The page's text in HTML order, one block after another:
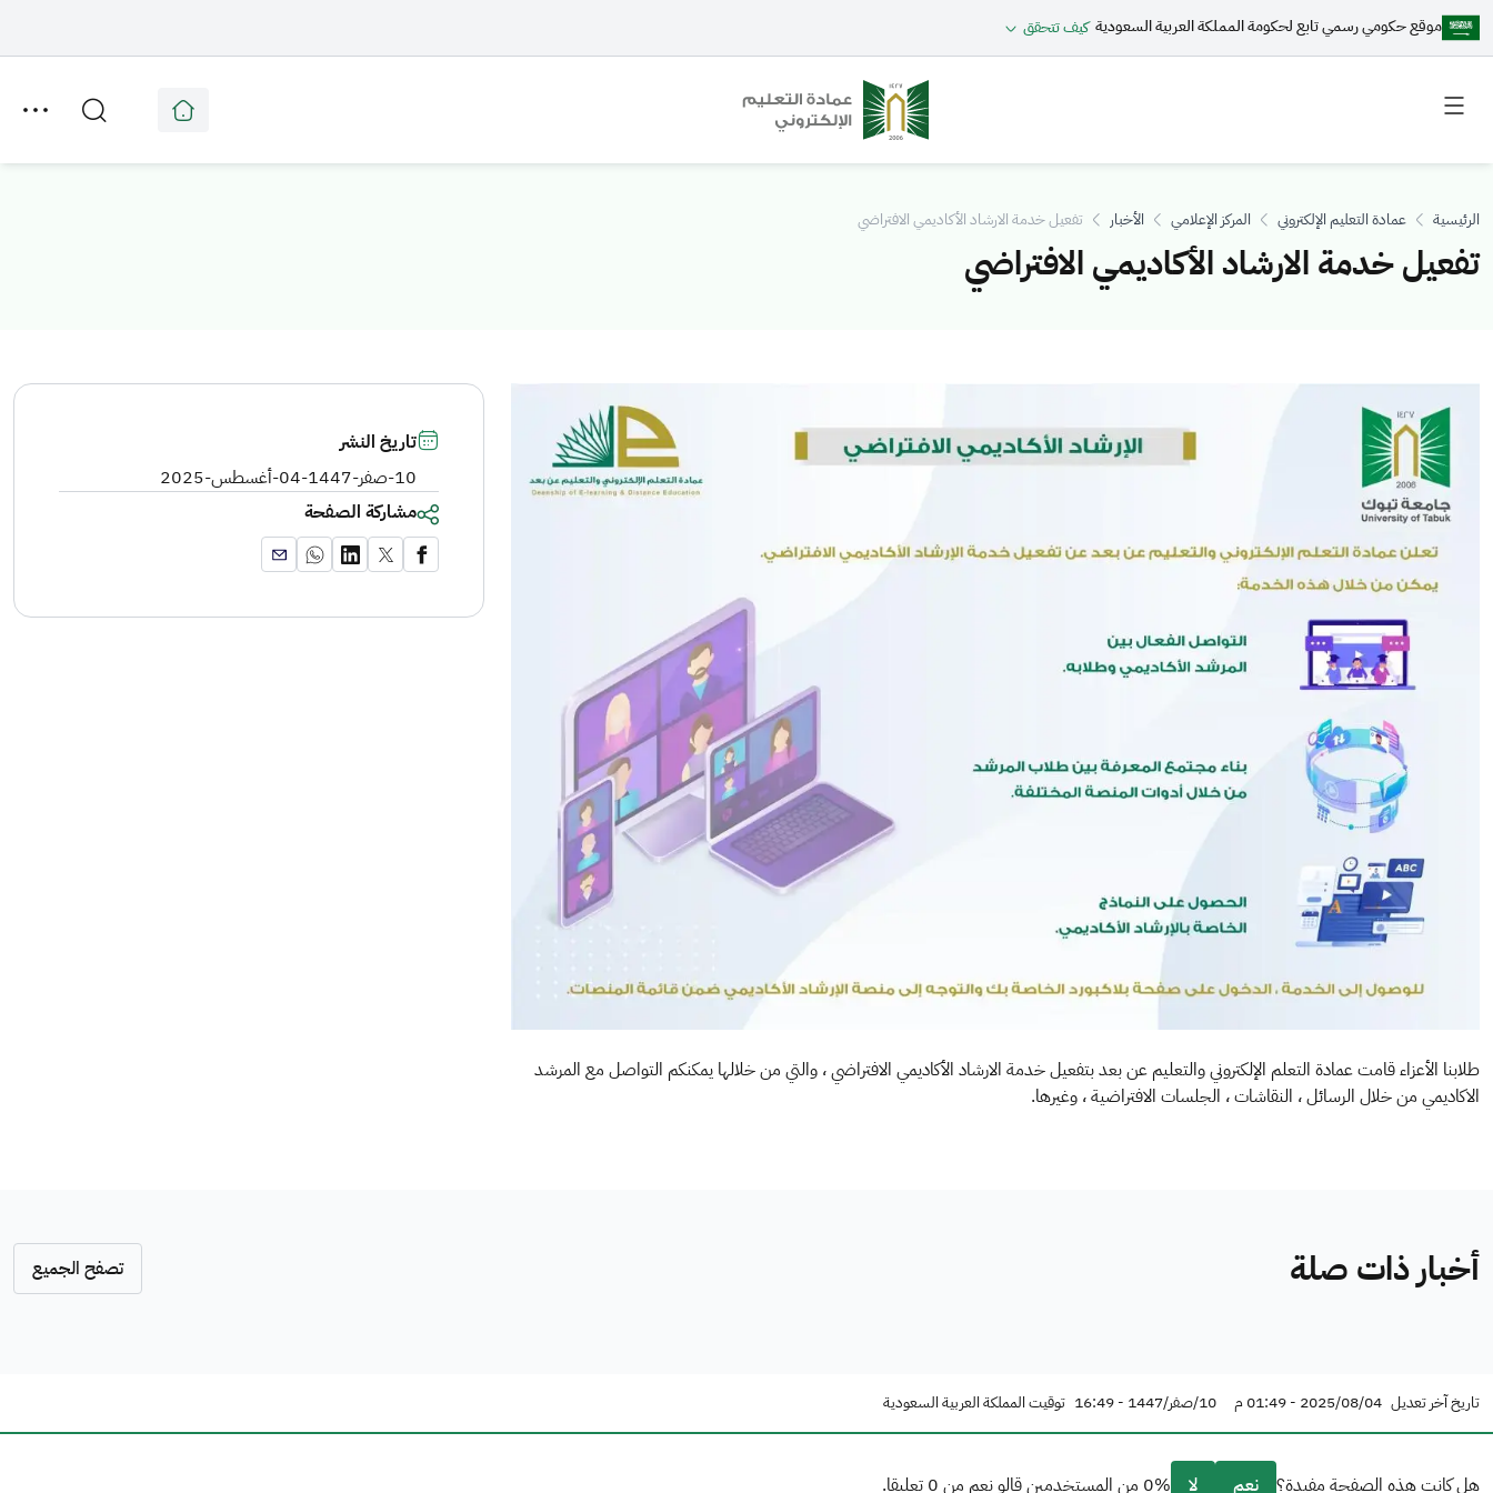
موقع حكومي رسمي تابع لحكومة المملكة العربية السعودية كيف تتحقق
Toggle
menu
Toggle
menu
الرئيسية عمادة التعليم الإلكتروني المركز الإعلامي الأخبار تفعيل خدمة الارشاد الأكاديمي الافتراضي
تفعيل خدمة الارشاد الأكاديمي الافتراضي
طلابنا الأعزاء قامت عمادة التعلم الإلكتروني والتعليم عن بعد بتفعيل خدمة الارشاد الأكاديمي الافتراضي ، والتي من خلالها يمكنكم التواصل مع المرشد
الاكاديمي من خلال الرسائل ، النقاشات ، الجلسات الافتراضية ، وغيرها.
تاريخ النشر
10-صفر-1447
-04-أغسطس-2025
مشاركة الصفحة
أخبار ذات صلة تصفح الجميع
تاريخ آخر تعديل 2025/08/04 - 01:49 م 10/صفر/1447 - 16:49 توقيت المملكة العربية السعودية
هل كانت هذه الصفحة مفيدة؟ نعم لا 0% من المستخدمين قالو نعم من 0 تعليقا.